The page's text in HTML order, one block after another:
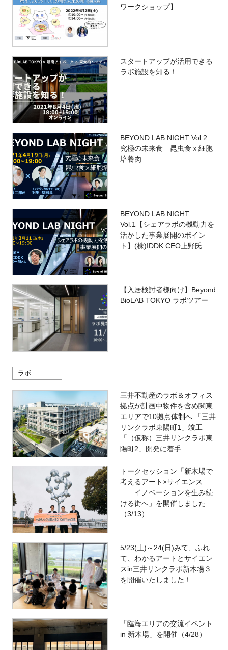
ワークショップ】
スタートアップが活用できる
ラボ施設を知る！
BEYOND LAB NIGHT Vol.2
究極の未来食 昆虫食ｘ細胞
培養肉
BEYOND LAB NIGHT
Vol.1【シェアラボの機動力を
活かした事業展開のポイン
ト】(株)IDDK CEO上野氏
【入居検討者様向け】Beyond
BioLAB TOKYO ラボツアー
ラボ
三井不動産のラボ＆オフィス
拠点が計画中物件を含め関東
エリアで10拠点体制へ 「三井
リンクラボ東陽町1」竣工
「（仮称）三井リンクラボ東
陽町2」開発に着手
トークセッション「新木場で
考えるアート×サイエンス
――イノベーションを生み続
ける街へ」を開催しました
（3/13）
5/23(土)～24(日)みて、ふれ
て、わかるアートとサイエン
スin三井リンクラボ新木場３
を開催いたしました！
「臨海エリアの交流イベント
in 新木場」を開催（4/28）